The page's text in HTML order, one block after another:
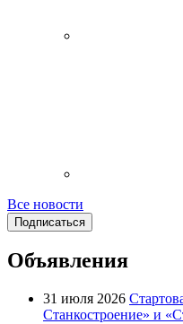
Все новости
Подписаться
Объявления
31 июля 2026
Станкостроение» и